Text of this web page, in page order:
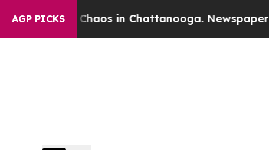
AGP PICKS
Chaos in Chattanooga. Newspaper Owner